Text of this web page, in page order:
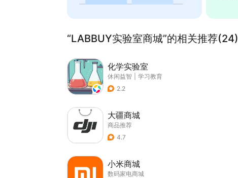
“LABBUY实验室商城”的相关推荐(24)
化学实验室
休闲益智
学习教育
2.2
大疆商城
商品推荐
4.7
小米商城
数码家电商城